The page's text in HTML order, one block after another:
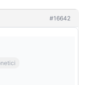
#16642